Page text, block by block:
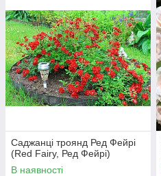
Саджанці троянд Ред Фейрі
(Red Fairy, Ред Фейрі)
В наявності